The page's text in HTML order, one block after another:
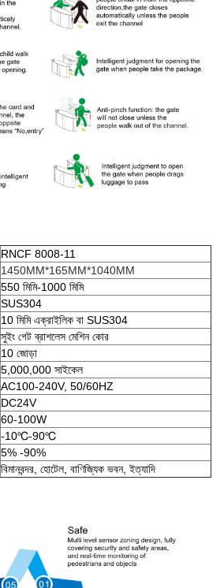
RNCF 8008-11
1450MM*165MM*1040MM
550 মিমি-1000 মিমি
SUS304
10 মিমি এক্রাইলিক বা SUS304
সুইং গেট ব্রাশলেস মেশিন কোর
10 জোড়া
5,000,000 সাইকেল
AC100-240V, 50/60HZ
DC24V
60-100W
-10℃-90℃
5% -90%
বিমানবন্দর, হোটেল, বাণিজ্যিক ভবন, ইত্যাদি